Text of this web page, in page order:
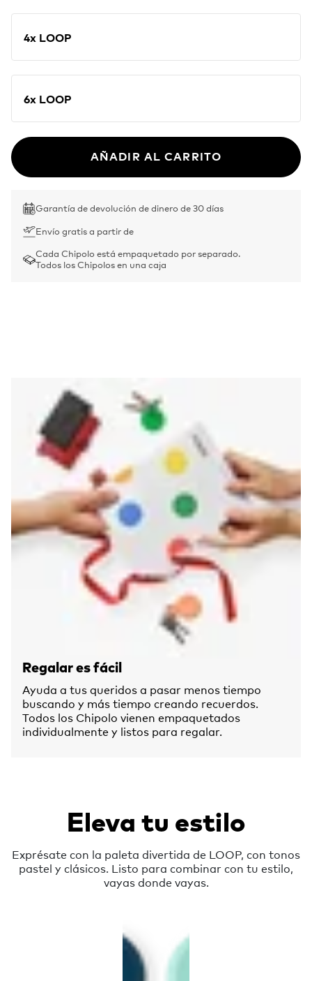
4x LOOP
6x LOOP
AÑADIR AL CARRITO
Garantía de devolución de dinero de 30 días
Envío gratis a partir de
Cada Chipolo está empaquetado por separado.
Todos los Chipolos en una caja
Regalar es fácil
Ayuda a tus queridos a pasar menos tiempo
buscando y más tiempo creando recuerdos.
Todos los Chipolo vienen empaquetados
individualmente y listos para regalar.
Eleva tu estilo
Exprésate con la paleta divertida de LOOP, con tonos
pastel y clásicos. Listo para combinar con tu estilo,
vayas donde vayas.